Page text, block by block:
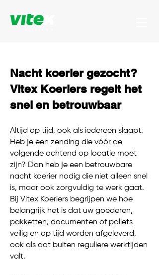
Nacht koerier gezocht?
Vitex Koeriers regelt het
snel en betrouwbaar
Altijd op tijd, ook als iedereen slaapt.
Heb je een zending die vóór de
volgende ochtend op locatie moet
zijn? Dan heb je een betrouwbare
nacht koerier nodig die niet alleen snel
is, maar ook zorgvuldig te werk gaat.
Bij Vitex Koeriers begrijpen we hoe
belangrijk het is dat uw goederen,
pakketten, documenten of pallets
veilig en op tijd worden afgeleverd,
ook als dat buiten reguliere werktijden
valt.